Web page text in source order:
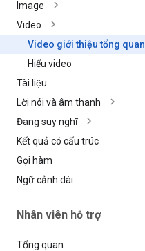
Image
Video
Video giới thiệu tổng quan
Hiểu video
Tài liệu
Lời nói và âm thanh
Đang suy nghĩ
Kết quả có cấu trúc
Gọi hàm
Ngữ cảnh dài
Nhân viên hỗ trợ
Tổng quan